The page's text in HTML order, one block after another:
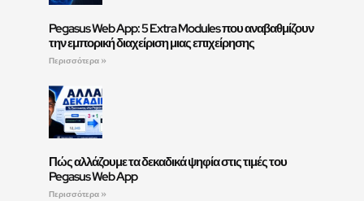
Pegasus Web App: 5 Extra Modules που αναβαθμίζουν
την εμπορική διαχείριση μιας επιχείρησης
Περισσότερα »
Πώς αλλάζουμε τα δεκαδικά ψηφία στις τιμές του
Pegasus Web App
Περισσότερα »